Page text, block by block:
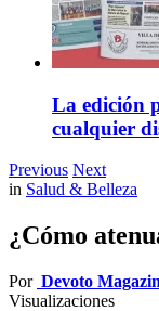
La edición
cualquier
Previous Next
in Salud & Belleza
¿Cómo
Por Devoto
Visualizaciones